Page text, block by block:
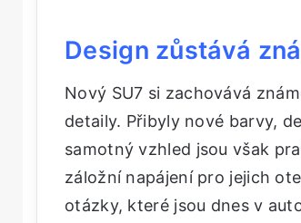
Design zůstává
Nový SU7 si zachovává
detaily. Přibyly nové barvy,
samotný vzhled jsou však
záložní napájení pro jejich
otázky, které jsou dnes v